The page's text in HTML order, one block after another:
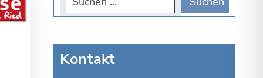
Kontakt